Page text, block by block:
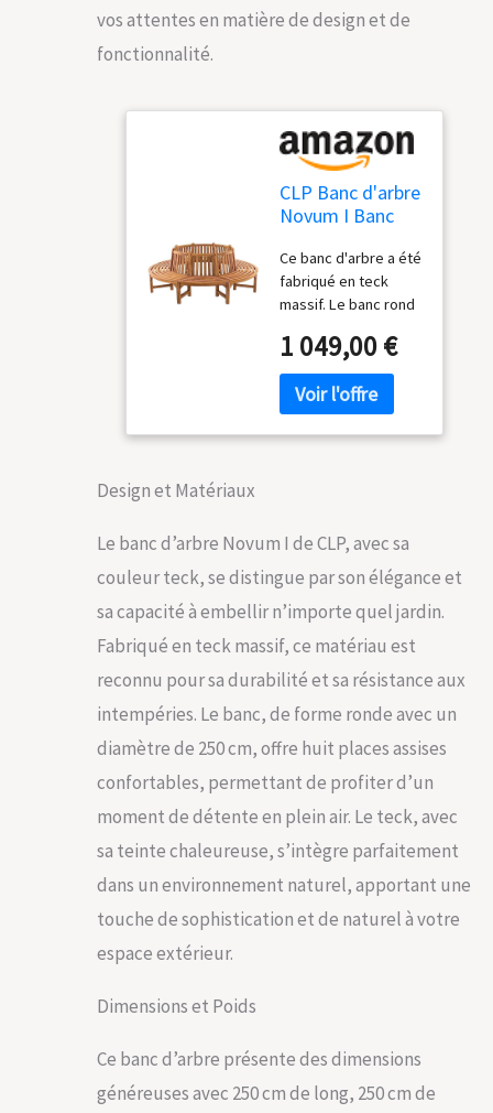
vos attentes en matière de design et de
fonctionnalité.
CLP Banc d'arbre
Novum I Banc
Places assises I
Banc en Bois
Naturel avec
Dossier en Teck
Massif,
Couleur:Teck,
Taille:250 cm
Ce banc d'arbre a été
fabriqué en teck
massif. Le banc rond
offre à tout moment
un endroit ombragé
dans le jardin. Le
banc à 360 degrés
dispose de huit
est particulièrement
résistant aux
intempéries et
résiste toute l'année
au vent et aux
intempéries. Laissez-
vous convaincre par
modèle. 200 cm :
Largeur totale : 200
totale : 200 cm |
Hauteur totale : 89,5
Ø 200 cm | Hauteur
d'assise : 45,5 cm |
Profondeur d'assise :
44 cm | Hauteur max.
indications de taille
250 : Largeur totale :
1 049,00 €
Design et Matériaux
Le banc d’arbre Novum I de CLP, avec sa
couleur teck, se distingue par son élégance et
sa capacité à embellir n’importe quel jardin.
Fabriqué en teck massif, ce matériau est
reconnu pour sa durabilité et sa résistance aux
intempéries. Le banc, de forme ronde avec un
diamètre de 250 cm, offre huit places assises
confortables, permettant de profiter d’un
moment de détente en plein air. Le teck, avec
sa teinte chaleureuse, s’intègre parfaitement
dans un environnement naturel, apportant une
touche de sophistication et de naturel à votre
espace extérieur.
Dimensions et Poids
Ce banc d’arbre présente des dimensions
généreuses avec 250 cm de long, 250 cm de